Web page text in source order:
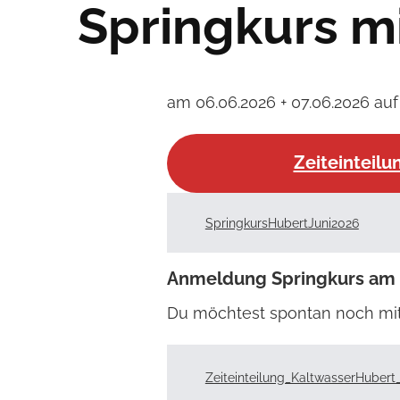
Springkurs
am 06.06.2026 + 07.06.2026
SpringkursHubertJuni2026
Anmeldung Springkurs am
Du möchtest spontan noch